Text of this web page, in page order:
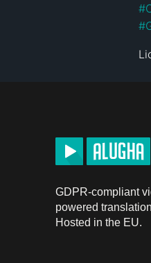
#
#
GDPR-compliant
powered
Hosted in the EU.